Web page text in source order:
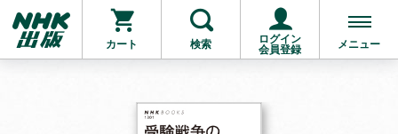
カート 検索
ログイン
会員登録
メニュー